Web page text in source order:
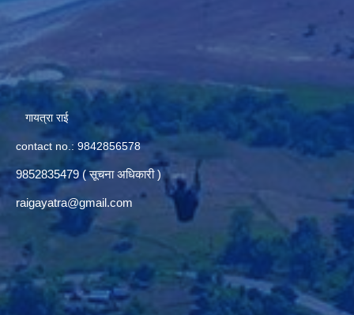
गायत्रा राई
contact no.: 9842856578
9852835479 ( सूचना अधिकारी )
raigayatra@gmail.com